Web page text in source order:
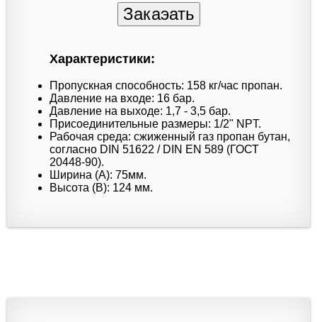
Характеристики:
Пропускная способность: 158 кг/час пропан.
Давление на входе: 16 бар.
Давление на выходе: 1,7 - 3,5 бар.
Присоединительные размеры: 1/2" NPT.
Рабочая среда: сжиженный газ пропан бутан,
согласно DIN 51622 / DIN EN 589 (ГОСТ
20448-90).
Ширина (A): 75мм.
Высота (B): 124 мм.